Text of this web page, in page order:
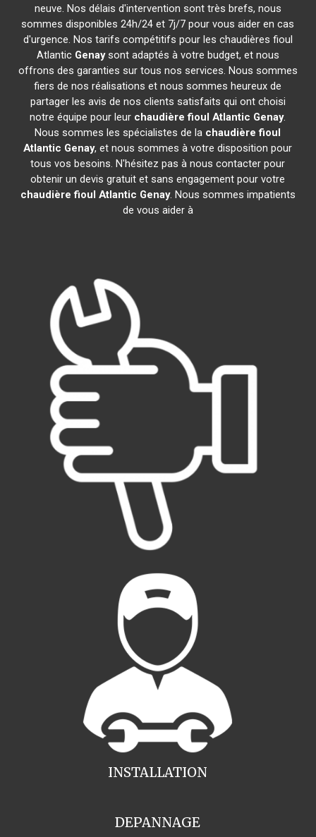
neuve. Nos délais d'intervention sont très brefs, nous
sommes disponibles 24h/24 et 7j/7 pour vous aider en cas
d'urgence. Nos tarifs compétitifs pour les chaudières fioul
Atlantic Genaysont adaptés à votre budget, et nous
offrons des garanties sur tous nos services. Nous sommes
fiers de nos réalisations et nous sommes heureux de
partager les avis de nos clients satisfaits qui ont choisi
notre équipe pour leur chaudière fioul Atlantic Genay.
Nous sommes les spécialistes de la chaudière fioul
Atlantic Genay, et nous sommes à votre disposition pour
tous vos besoins. N'hésitez pas à nous contacter pour
obtenir un devis gratuit et sans engagement pour votre
chaudière fioul Atlantic Genay. Nous sommes impatients
de vous aider à
INSTALLATION
DEPANNAGE